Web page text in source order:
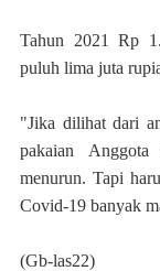
Tahun 2021 Rp
puluh lima juta
"Jika dilihat dari
pakaian
menurun. Tapi
Covid-19 banyak
(Gb-las22)